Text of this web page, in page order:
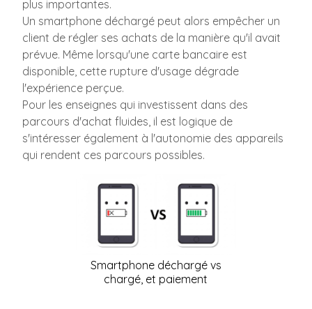
plus importantes.
Un smartphone déchargé peut alors empêcher un
client de régler ses achats de la manière qu'il avait
prévue. Même lorsqu'une carte bancaire est
disponible, cette rupture d'usage dégrade
l'expérience perçue.
Pour les enseignes qui investissent dans des
parcours d'achat fluides, il est logique de
s'intéresser également à l'autonomie des appareils
qui rendent ces parcours possibles.
Smartphone déchargé vs
chargé, et paiement